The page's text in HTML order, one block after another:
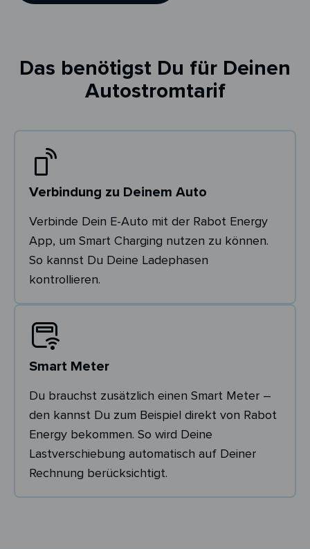
Das benötigst Du für Deinen
Autostromtarif
Verbindung zu Deinem Auto
Verbinde Dein E-Auto mit der Rabot Energy
App, um Smart Charging nutzen zu können.
So kannst Du Deine Ladephasen
kontrollieren.
Smart Meter
Du brauchst zusätzlich einen Smart Meter –
den kannst Du zum Beispiel direkt von Rabot
Energy bekommen. So wird Deine
Lastverschiebung automatisch auf Deiner
Rechnung berücksichtigt.